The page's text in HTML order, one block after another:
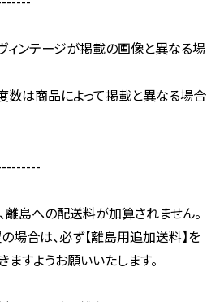
ィンテージが掲載の画像と異なる場
数は商品によって掲載と異なる場合
島への配送料が加算されません。
場合は、必ず【離島用追加送料】を
すようお願いいたします。